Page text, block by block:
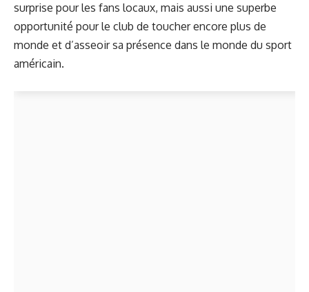
surprise pour les fans locaux, mais aussi une superbe
opportunité pour le club de toucher encore plus de
monde et d’asseoir sa présence dans le monde du sport
américain.